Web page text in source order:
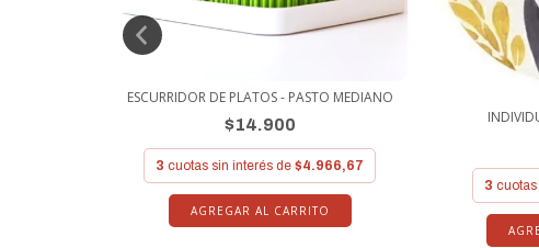
ESCURRIDOR DE PLATOS - PASTO MEDIANO
$14.900
3 cuotas sin interés de $4.966,67
3